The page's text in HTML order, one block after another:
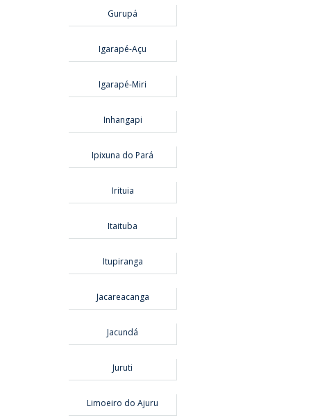
Gurupá
Igarapé-Açu
Igarapé-Miri
Inhangapi
Ipixuna do Pará
Irituia
Itaituba
Itupiranga
Jacareacanga
Jacundá
Juruti
Limoeiro do Ajuru